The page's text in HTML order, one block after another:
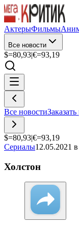
АктерыФильмы
Все новости
$=80,93|€=93,19
Все новости
$=80,93|€=93,19
Сериалы12.05.2021
Холстон